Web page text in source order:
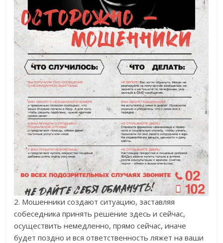
2. Мошенники создают ситуацию, заставляя
собеседника принять решение здесь и сейчас,
осуществить немедленно, прямо сейчас, иначе
будет поздно и вся ответственность ляжет на ваши